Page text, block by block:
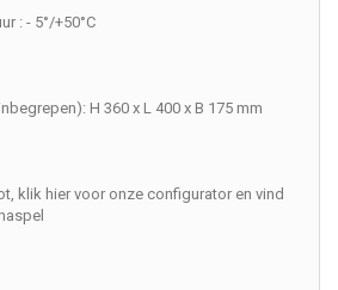
: - 5°/+50°C
H 360 x L 400 x B 175 mm
klik hier voor onze configurator en vind